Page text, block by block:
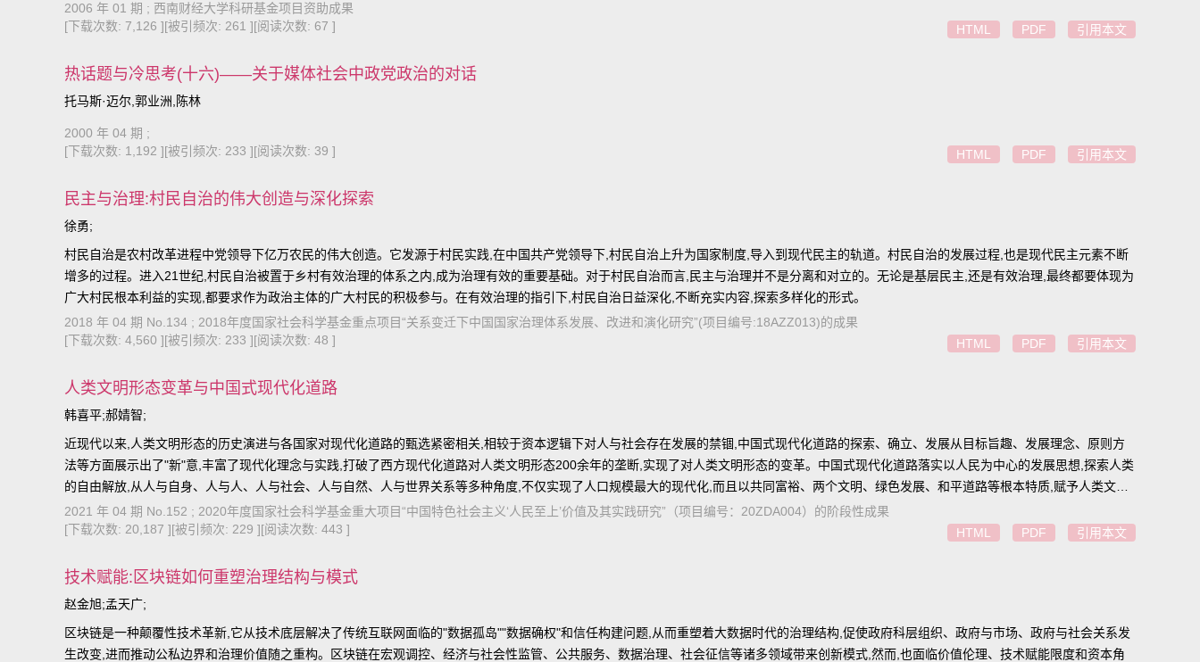
2006 年 01 期 ; 西南财经大学科研基金项目资助成果
[下载次数: 7,126 ][被引频次: 261 ][阅读次数: 67 ] HTML PDF 引用本文
热话题与冷思考(十六)——关于媒体社会中政党政治的对话
托马斯·迈尔,郭业洲,陈林
2000 年 04 期 ;
[下载次数: 1,192 ][被引频次: 233 ][阅读次数: 39 ] HTML PDF 引用本文
民主与治理:村民自治的伟大创造与深化探索
徐勇;
村民自治是农村改革进程中党领导下亿万农民的伟大创造。它发源于村民实践,在中国共产党领导下,村民自治上升为国家制度,导入到现代民主的轨道。村民自治的发展过程,也是现代民主元素不断
增多的过程。进入21世纪,村民自治被置于乡村有效治理的体系之内,成为治理有效的重要基础。对于村民自治而言,民主与治理并不是分离和对立的。无论是基层民主,还是有效治理,最终都要体现为
广大村民根本利益的实现,都要求作为政治主体的广大村民的积极参与。在有效治理的指引下,村民自治日益深化,不断充实内容,探索多样化的形式。
2018 年 04 期 No.134 ; 2018年度国家社会科学基金重点项目“关系变迁下中国国家治理体系发展、改进和演化研究”(项目编号:18AZZ013)的成果
[下载次数: 4,560 ][被引频次: 233 ][阅读次数: 48 ] HTML PDF 引用本文
人类文明形态变革与中国式现代化道路
韩喜平;郝婧智;
近现代以来,人类文明形态的历史演进与各国家对现代化道路的甄选紧密相关,相较于资本逻辑下对人与社会存在发展的禁锢,中国式现代化道路的探索、确立、发展从目标旨趣、发展理念、原则方
法等方面展示出了"新"意,丰富了现代化理念与实践,打破了西方现代化道路对人类文明形态200余年的垄断,实现了对人类文明形态的变革。中国式现代化道路落实以人民为中心的发展思想,探索人类
的自由解放,从人与自身、人与人、人与社会、人与自然、人与世界关系等多种角度,不仅实现了人口规模最大的现代化,而且以共同富裕、两个文明、绿色发展、和平道路等根本特质,赋予人类文明
新形态。
2021 年 04 期 No.152 ; 2020年度国家社会科学基金重大项目“中国特色社会主义‘人民至上’价值及其实践研究”（项目编号：20ZDA004）的阶段性成果
[下载次数: 20,187 ][被引频次: 229 ][阅读次数: 443 ] HTML PDF 引用本文
技术赋能:区块链如何重塑治理结构与模式
赵金旭;孟天广;
区块链是一种颠覆性技术革新,它从技术底层解决了传统互联网面临的"数据孤岛""数据确权"和信任构建问题,从而重塑着大数据时代的治理结构,促使政府科层组织、政府与市场、政府与社会关系发
生改变,进而推动公私边界和治理价值随之重构。区块链在宏观调控、经济与社会性监管、公共服务、数据治理、社会征信等诸多领域带来创新模式,然而,也面临价值伦理、技术赋能限度和资本角